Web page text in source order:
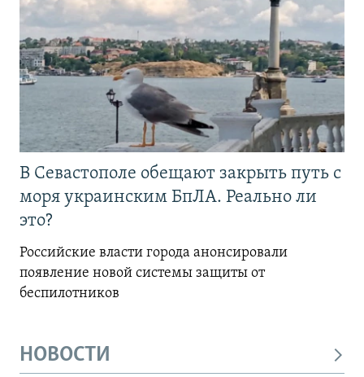
В Севастополе обещают закрыть путь с
моря украинским БпЛА. Реально ли
это?
Российские власти города анонсировали
появление новой системы защиты от
беспилотников
НОВОСТИ